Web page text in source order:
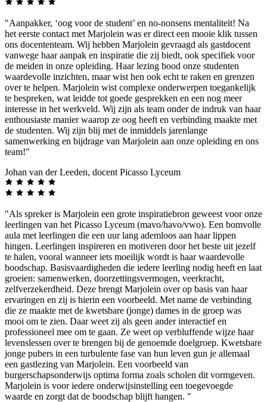
"Aanpakker, ‘oog voor de student’ en no-nonsens mentaliteit! Na
het eerste contact met Marjolein was er direct een mooie klik tussen
ons docententeam. Wij hebben Marjolein gevraagd als gastdocent
vanwege haar aanpak en inspiratie die zij biedt, ook specifiek voor
de meiden in onze opleiding. Haar lezing bood onze studenten
waardevolle inzichten, maar wist hen ook echt te raken en grenzen
over te helpen. Marjolein wist complexe onderwerpen toegankelijk
te bespreken, wat leidde tot goede gesprekken en een nog meer
interesse in het werkveld. Wij zijn als team onder de indruk van haar
enthousiaste manier waarop ze oog heeft en verbinding maakte met
de studenten. Wij zijn blij met de inmiddels jarenlange
samenwerking en bijdrage van Marjolein aan onze opleiding en ons
team!"
Johan van der Leeden, docent Picasso Lyceum
"Als spreker is Marjolein een grote inspiratiebron geweest voor onze
leerlingen van het Picasso Lyceum (mavo/havo/vwo). Een bomvolle
aula met leerlingen die een uur lang ademloos aan haar lippen
hingen. Leerlingen inspireren en motiveren door het beste uit jezelf
te halen, vooral wanneer iets moeilijk wordt is haar waardevolle
boodschap. Basisvaardigheden die iedere leerling nodig heeft en laat
groeien: samenwerken, doorzettingsvermogen, veerkracht,
zelfverzekerdheid. Deze brengt Marjolein over op basis van haar
ervaringen en zij is hierin een voorbeeld. Met name de verbinding
die ze maakte met de kwetsbare (jonge) dames in de groep was
mooi om te zien. Daar weet zij als geen ander interactief en
professioneel mee om te gaan. Ze weet op verbluffende wijze haar
levenslessen over te brengen bij de genoemde doelgroep. Kwetsbare
jonge pubers in een turbulente fase van hun leven gun je allemaal
een gastlezing van Marjolein. Een voorbeeld van
burgerschapsonderwijs optima forma zoals scholen dit vormgeven.
Marjolein is voor iedere onderwijsinstelling een toegevoegde
waarde en zorgt dat de boodschap blijft hangen. "